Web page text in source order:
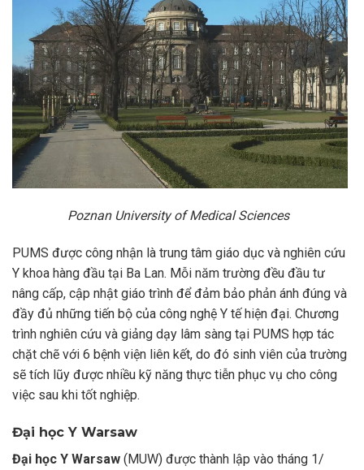
Poznan University of Medical Sciences
PUMS được công nhận là trung tâm giáo dục và nghiên cứu
Y khoa hàng đầu tại Ba Lan. Mỗi năm trường đều đầu tư
nâng cấp, cập nhật giáo trình để đảm bảo phản ánh đúng và
đầy đủ những tiến bộ của công nghệ Y tế hiện đại. Chương
trình nghiên cứu và giảng dạy lâm sàng tại PUMS hợp tác
chặt chẽ với 6 bệnh viện liên kết, do đó sinh viên của trường
sẽ tích lũy được nhiều kỹ năng thực tiễn phục vụ cho công
việc sau khi tốt nghiệp.
Đại học Y Warsaw
Đại học Y Warsaw (MUW) được thành lập vào tháng 1/